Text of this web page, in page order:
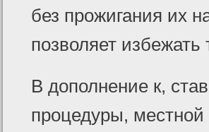
без прожигания их
позволяет
В дополнение к,
процедуры,